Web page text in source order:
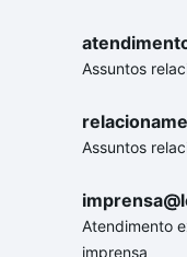
Assuntos
Assuntos
Atendimento
imprensa